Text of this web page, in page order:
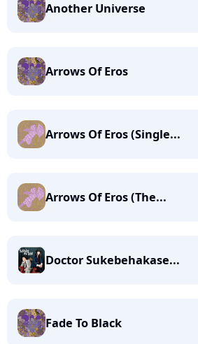
Another Universe
Arrows Of Eros
Arrows Of Eros (Single...
Arrows Of Eros (The...
Doctor Sukebehakase...
Fade To Black